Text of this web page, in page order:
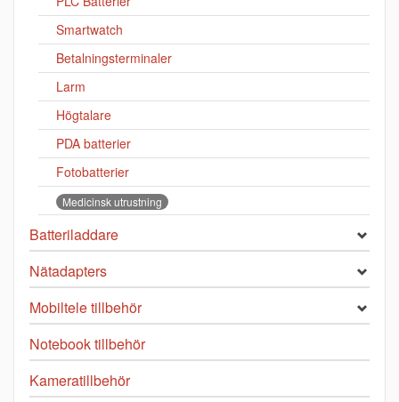
Smartwatch
Betalningsterminaler
Larm
Högtalare
PDA batterier
Fotobatterier
Medicinsk utrustning
Batteriladdare
Nätadapters
Mobiltele tillbehör
Notebook tillbehör
Kameratillbehör